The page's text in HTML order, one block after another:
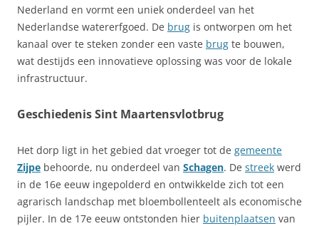
Nederland en vormt een uniek onderdeel van het
Nederlandse watererfgoed. De brug is ontworpen om het
kanaal over te steken zonder een vaste brug te bouwen,
wat destijds een innovatieve oplossing was voor de lokale
infrastructuur.
Geschiedenis Sint Maartensvlotbrug
Het dorp ligt in het gebied dat vroeger tot de gemeente
Zijpe behoorde, nu onderdeel van Schagen. De streek werd
in de 16e eeuw ingepolderd en ontwikkelde zich tot een
agrarisch landschap met bloembollenteelt als economische
pijler. In de 17e eeuw ontstonden hier buitenplaatsen van